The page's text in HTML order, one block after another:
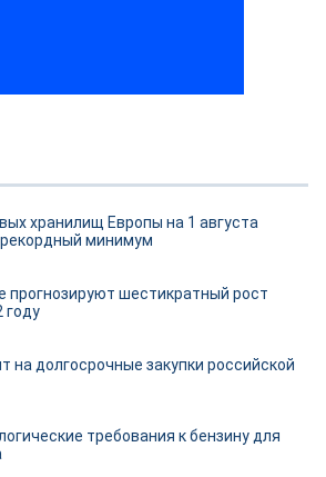
хранилищ Европы на 1 августа
минимум
прогнозируют шестикратный рост
году
на долгосрочные закупки российской
требования к бензину для